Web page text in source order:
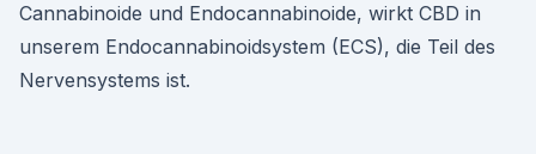
Cannabinoide und Endocannabinoide, wirkt CBD in
unserem Endocannabinoidsystem (ECS), die Teil des
Nervensystems ist.